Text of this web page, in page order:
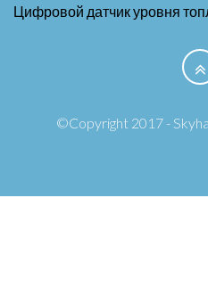
Цифровой датчик уровня
©Copyright 2017 -